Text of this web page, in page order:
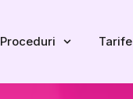
Proceduri Tarife